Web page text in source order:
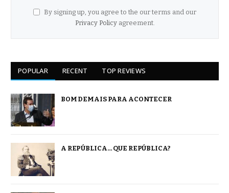
By signing up, you agree to the our terms and our
Privacy Policyagreement.
POPULAR RECENT TOP REVIEWS
BOM DEMAIS PARA ACONTECER
A REPÚBLICA… QUE REPÚBLICA?